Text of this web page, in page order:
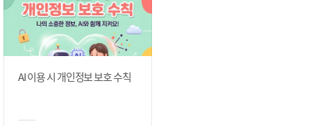
AI 이용 시 개인정보 보호 수칙